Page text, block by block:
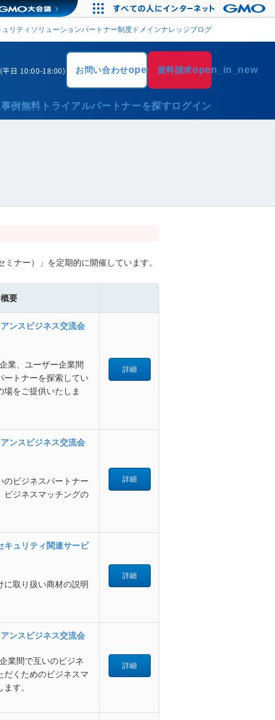
ュリティソリューションパートナー制度 ドメインナレッジブログ
(平日 10:00-18:00) お問い合わせopen_in_new
資料請求open_in_new
例 無料トライアルパートナーを探すログイン
ナー）」を定期的に開催しています。
要
ンスビジネス交流会
業、ユーザー企業間
ートナーを探索してい
場をご提供いたしま
詳細
ンスビジネス交流会
のビジネスパートナー
ビジネスマッチングの
詳細
キュリティ関連サービ
に取り扱い商材の説明
詳細
ンスビジネス交流会
業間で互いのビジネ
だくためのビジネスマ
す。
詳細